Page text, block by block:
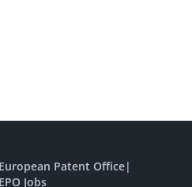
European Patent Office|
EPO Jobs